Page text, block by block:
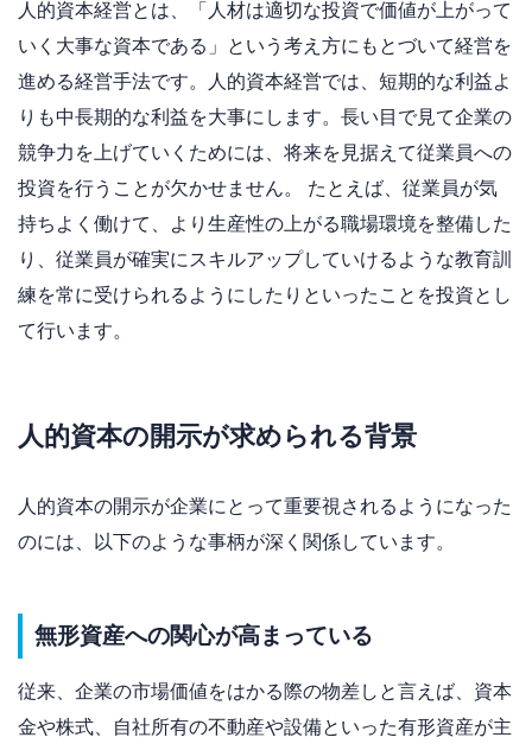
人的資本経営とは、「人材は適切な投資で価値が上がって
いく大事な資本である」という考え方にもとづいて経営を
進める経営手法です。人的資本経営では、短期的な利益よ
りも中長期的な利益を大事にします。長い目で見て企業の
競争力を上げていくためには、将来を見据えて従業員への
投資を行うことが欠かせません。 たとえば、従業員が気
持ちよく働けて、より生産性の上がる職場環境を整備した
り、従業員が確実にスキルアップしていけるような教育訓
練を常に受けられるようにしたりといったことを投資とし
て行います。
人的資本の開示が求められる背景
人的資本の開示が企業にとって重要視されるようになった
のには、以下のような事柄が深く関係しています。
無形資産への関心が高まっている
従来、企業の市場価値をはかる際の物差しと言えば、資本
金や株式、自社所有の不動産や設備といった有形資産が主